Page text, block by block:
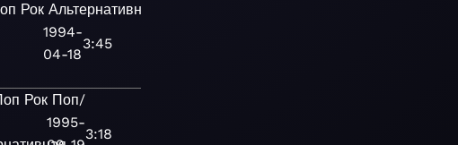
Рок Альтернативная
1994-
04-18
3:45
Рок Поп/
1995-
3:18